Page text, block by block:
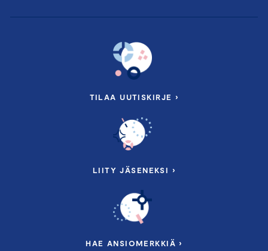
TILAA UUTISKIRJE ›
LIITY JÄSENEKSI ›
HAE ANSIOMERKKIÄ ›